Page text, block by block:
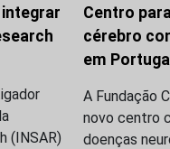
(INSAR)
Centro
cérebro
em Portugal
A Fundação
novo centro
doenças